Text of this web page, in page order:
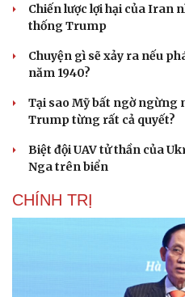
Chiến lược lợi hại của Iran
thống Trump
Chuyện gì sẽ xảy ra nếu
năm 1940?
Tại sao Mỹ bất ngờ ngừng
Trump từng rất cả quyết?
Biệt đội UAV tử thần của
Nga trên biển
CHÍNH TRỊ